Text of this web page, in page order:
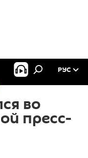
РУС
во
пресс-